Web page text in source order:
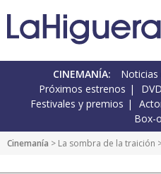
CINEMANÍA: Noticias
Próximos estrenos
DVD
Festivales y premios
Box-
Cinemanía > La sombra de la traición